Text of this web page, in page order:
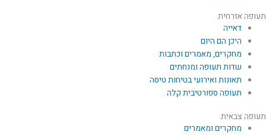
תעופה אזרחית
דאייה
היכן הם היום
מחקרים, מאמרים וכתבות
שדות תעופה ומנחתים
תאונות ואירועי בטיחות טיסה
תעופה ספורטיבית קלה
תעופה צבאית
מחקרים ומאמרים